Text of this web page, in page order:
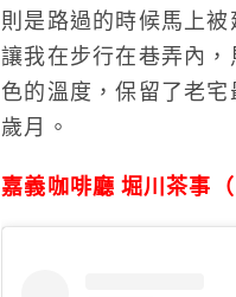
則是路過的時候馬上
讓我在步行在巷弄內
色的溫度，保留了老
歲月。
嘉義咖啡廳 堀川茶事（